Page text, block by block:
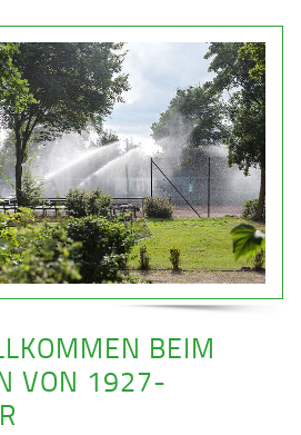
BEIM
VON 1927-